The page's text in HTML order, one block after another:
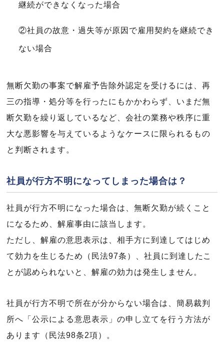
継続ができなくなった場合
②社員の故意・過失等が原因で雇用契約を継続でき
ない場合
無断欠勤の事案で解雇予告除外認定を受けるには、再
三の指導・処分等を行ったにもかかわらず、いまだ無
断欠勤を繰り返しているなど、会社の業務や秩序に重
大な悪影響を与えているようなケースに限られるもの
と判断されます。
社員が行方不明になってしまった場合は？
社員が行方不明になった場合は、無断欠勤が続くこと
になるため、解雇事由に該当します。
ただし、解雇の意思表示は、相手方に到達してはじめ
て効力を生じるため（民法97条）、社員に到達したこ
とが認められないと、解雇の効力は発生しません。
社員が行方不明で所在が分からない場合は、簡易裁判
所へ「公示による意思表示」の申し立てを行う方法が
あります（民法98条2項）。